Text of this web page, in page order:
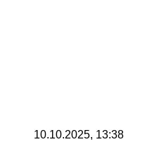
10.10.2025, 13:38